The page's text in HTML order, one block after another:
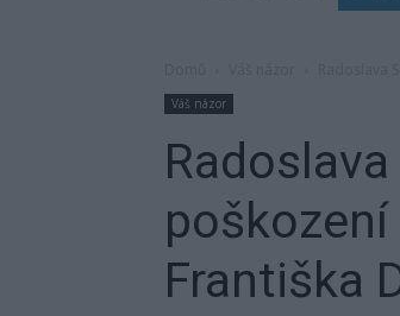
Váš názor
Františka